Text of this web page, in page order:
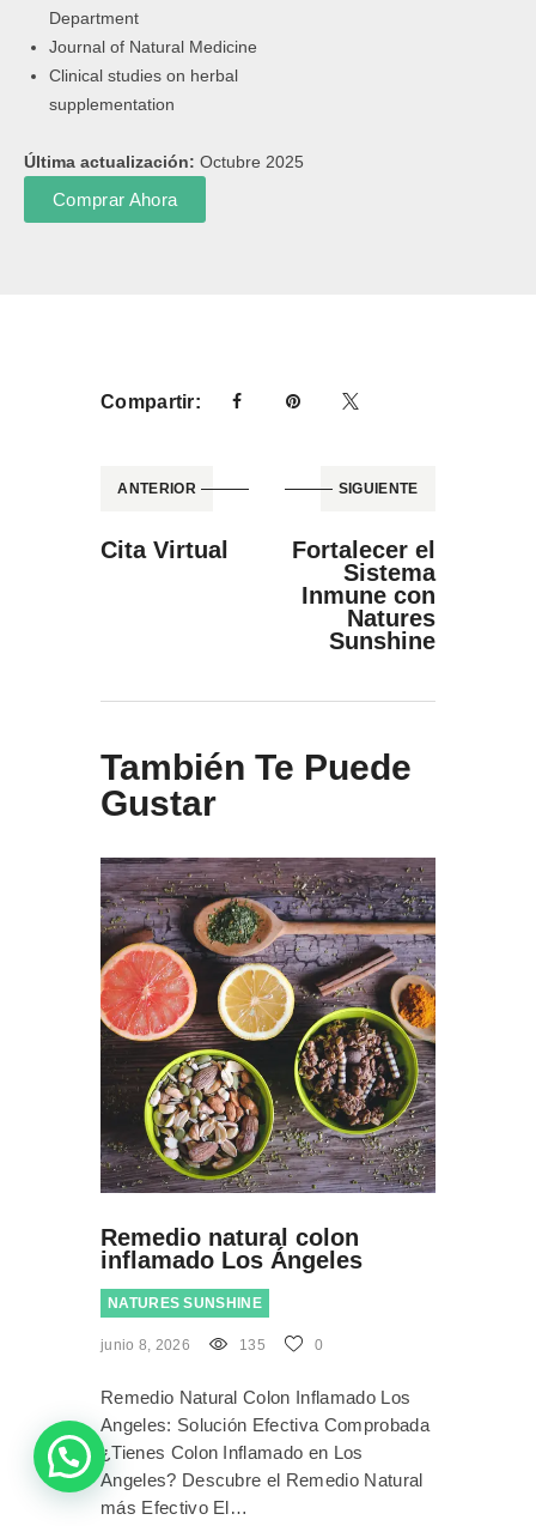
Department
Journal of Natural Medicine
Clinical studies on herbal
supplementation
Última actualización: Octubre 2025
Comprar Ahora
Compartir:
ANTERIOR
Cita Virtual
SIGUIENTE
Fortalecer el
Sistema
Inmune con
Natures
Sunshine
También Te Puede
Gustar
Remedio natural colon
inflamado Los Ángeles
NATURES SUNSHINE
junio 8, 2026 135 0
Remedio Natural Colon Inflamado Los
Angeles: Solución Efectiva Comprobada
¿Tienes Colon Inflamado en Los
Angeles? Descubre el Remedio Natural
más Efectivo El…